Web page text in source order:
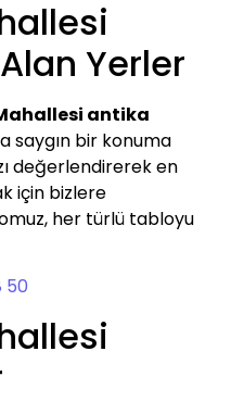
Yerler
antika
saygın bir konuma
değerlendirerek en
için bizlere
her türlü tabloyu
50